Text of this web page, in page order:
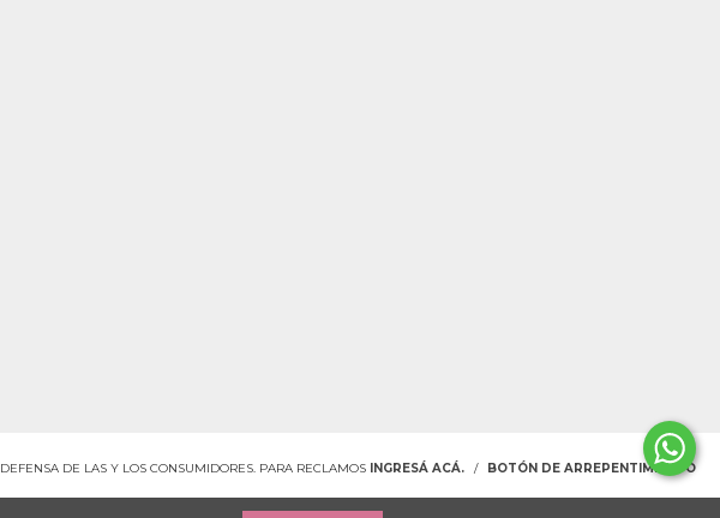
DEFENSA DE LAS Y LOS CONSUMIDORES. PARA RECLAMOS INGRESÁ ACÁ. / BOTÓN DE ARREPENTIMIENTO